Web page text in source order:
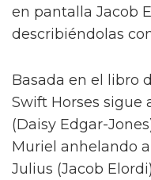
en pantalla Jacob
describiéndolas
Basada en el libro
Swift Horses sigue
(Daisy Edgar-
Muriel anhelando
Julius (Jacob